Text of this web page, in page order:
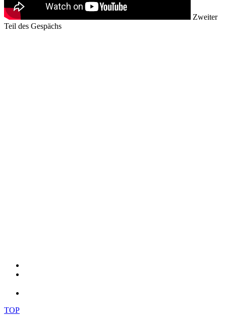
Zweiter
Teil des Gespächs
TOP